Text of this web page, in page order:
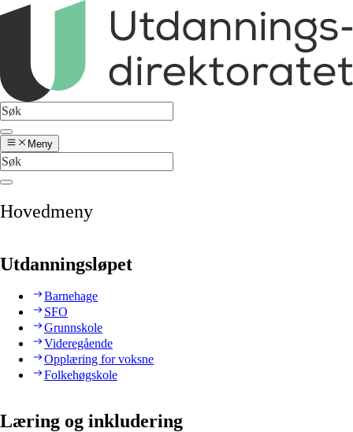
Meny
Hovedmeny
Utdanningsløpet
Barnehage
SFO
Grunnskole
Videregående
Opplæring for voksne
Folkehøgskole
Læring og inkludering